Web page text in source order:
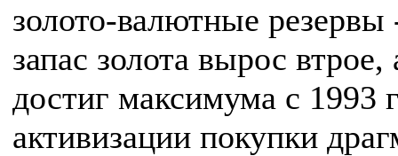
золото-валютные резервы
запас золота вырос втрое,
достиг максимума с 1993
активизации покупки